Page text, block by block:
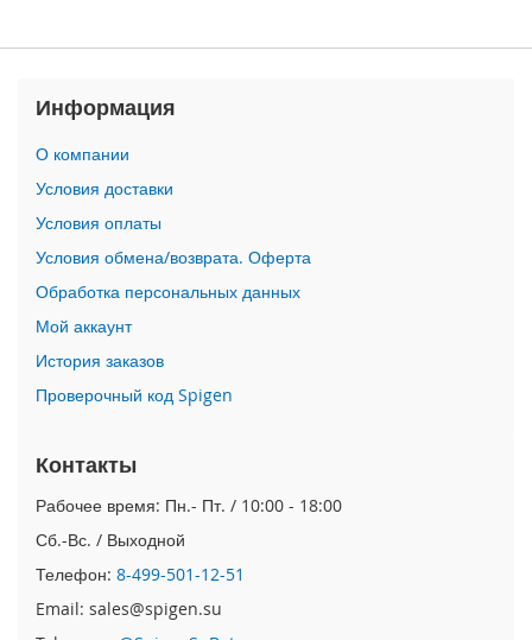
M
P
h
o
n
e
1
7
P
r
o
i
o
n
e
A
i
r
i
Информация
О компании
Условия доставки
Условия оплаты
Условия обмена/возврата. Оферта
Обработка персональных данных
Мой аккаунт
История заказов
Проверочный код Spigen
Контакты
Рабочее время: Пн.- Пт. / 10:00 - 18:00
Сб.-Вс. / Выходной
Телефон: 8-499-501-12-51
Email: sales@spigen.su